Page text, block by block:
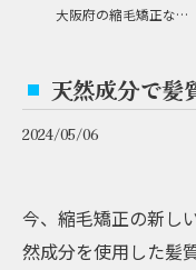
大阪府の縮毛矯正ならパラゴン ヘアー
天然成分で髪
2024/05/06
今、縮毛矯正の新し
然成分を使用した髪